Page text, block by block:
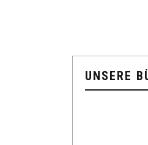
UNSERE